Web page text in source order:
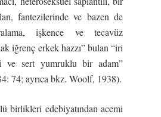
fantezilerinde ve bazen de
işkence ve tecavüz
iğrenç erkek hazzı” bulan “iri
ve sert yumruklu bir adam”
74; ayrıca bkz. Woolf, 1938).
birlikleri edebiyatından acemi